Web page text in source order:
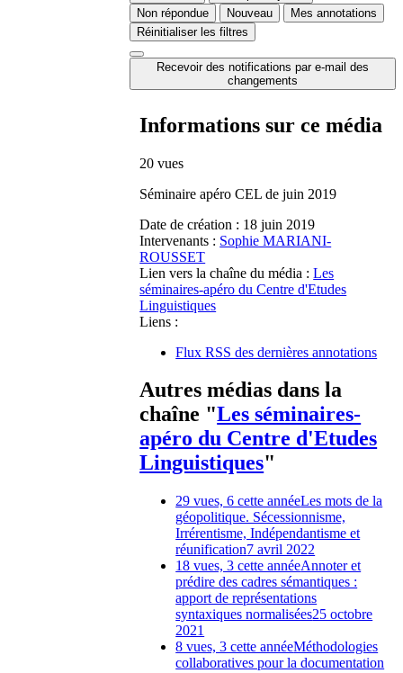
Non répondue
Nouveau
Mes annotations
Réinitialiser les filtres
Recevoir des notifications par e-mail des
changements
Informations sur ce média
20 vues
Séminaire apéro CEL de juin 2019
Date de création : 18 juin 2019
Intervenants : Sophie MARIANI-
ROUSSET
Lien vers la chaîne du média : Les
séminaires-apéro du Centre d'Etudes
Linguistiques
Liens :
Flux RSS des dernières annotations
Autres médias dans la
chaîne "Les séminaires-
apéro du Centre d'Etudes
Linguistiques"
29 vues, 6 cette annéeLes mots de la
géopolitique. Sécessionnisme,
Irrérentisme, Indépendantisme et
réunification7 avril 2022
18 vues, 3 cette annéeAnnoter et
prédire des cadres sémantiques :
apport de représentations
syntaxiques normalisées25 octobre
2021
8 vues, 3 cette annéeMéthodologies
collaboratives pour la documentation